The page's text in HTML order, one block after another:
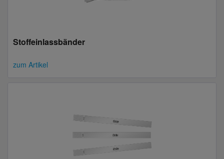
Stoffeinlassbänder
zum Artikel